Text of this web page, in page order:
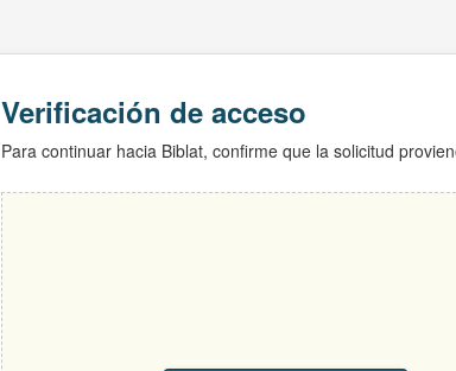
Verificación de acceso
Para continuar hacia Biblat, confirme que la solicitud